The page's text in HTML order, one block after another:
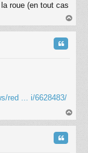
roue (en tout cas
au
Citation
red ... i/6628483/
au
Citation